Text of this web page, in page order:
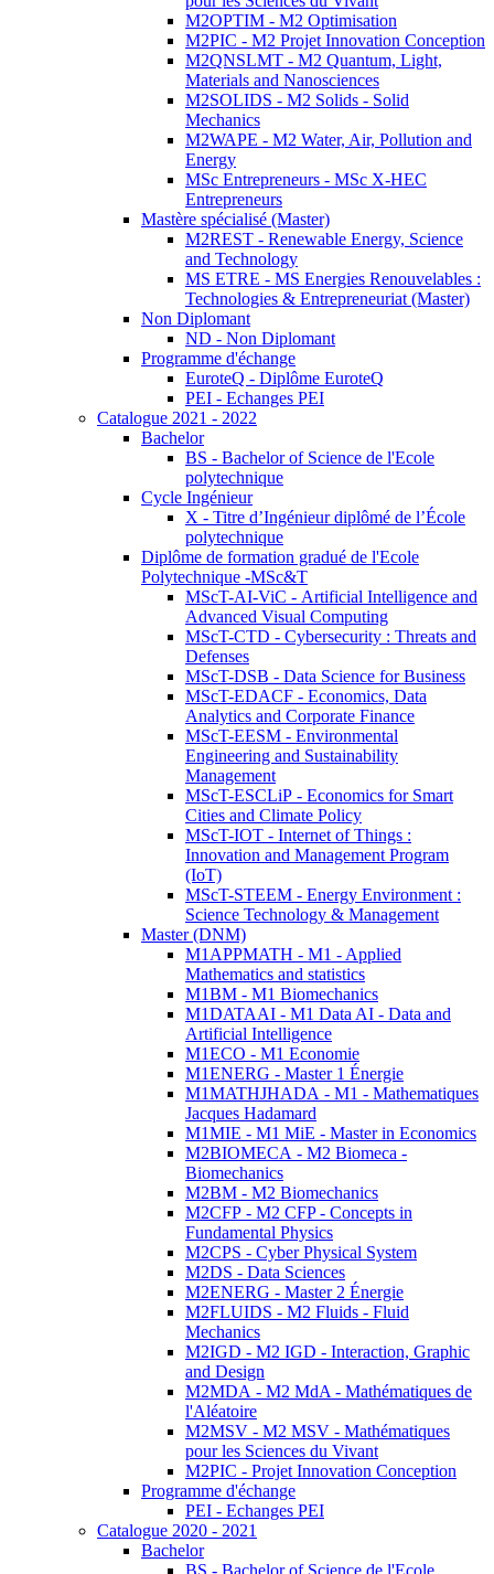
M2OPTIM - M2 Optimisation
M2PIC - M2 Projet Innovation Conception
M2QNSLMT - M2 Quantum, Light,
Materials and Nanosciences
M2SOLIDS - M2 Solids - Solid
Mechanics
M2WAPE - M2 Water, Air, Pollution and
Energy
MSc Entrepreneurs - MSc X-HEC
Entrepreneurs
Mastère spécialisé (Master)
M2REST - Renewable Energy, Science
and Technology
MS ETRE - MS Energies Renouvelables :
Technologies & Entrepreneuriat (Master)
Non Diplomant
ND - Non Diplomant
Programme d'échange
EuroteQ - Diplôme EuroteQ
PEI - Echanges PEI
Catalogue 2021 - 2022
Bachelor
BS - Bachelor of Science de l'Ecole
polytechnique
Cycle Ingénieur
X - Titre d’Ingénieur diplômé de l’École
polytechnique
Diplôme de formation gradué de l'Ecole
Polytechnique -MSc&T
MScT-AI-ViC - Artificial Intelligence and
Advanced Visual Computing
MScT-CTD - Cybersecurity : Threats and
Defenses
MScT-DSB - Data Science for Business
MScT-EDACF - Economics, Data
Analytics and Corporate Finance
MScT-EESM - Environmental
Engineering and Sustainability
Management
MScT-ESCLiP - Economics for Smart
Cities and Climate Policy
MScT-IOT - Internet of Things :
Innovation and Management Program
(IoT)
MScT-STEEM - Energy Environment :
Science Technology & Management
Master (DNM)
M1APPMATH - M1 - Applied
Mathematics and statistics
M1BM - M1 Biomechanics
M1DATAAI - M1 Data AI - Data and
Artificial Intelligence
M1ECO - M1 Economie
M1ENERG - Master 1 Énergie
M1MATHJHADA - M1 - Mathematiques
Jacques Hadamard
M1MIE - M1 MiE - Master in Economics
M2BIOMECA - M2 Biomeca -
Biomechanics
M2BM - M2 Biomechanics
M2CFP - M2 CFP - Concepts in
Fundamental Physics
M2CPS - Cyber Physical System
M2DS - Data Sciences
M2ENERG - Master 2 Énergie
M2FLUIDS - M2 Fluids - Fluid
Mechanics
M2IGD - M2 IGD - Interaction, Graphic
and Design
M2MDA - M2 MdA - Mathématiques de
l'Aléatoire
M2MSV - M2 MSV - Mathématiques
pour les Sciences du Vivant
M2PIC - Projet Innovation Conception
Programme d'échange
PEI - Echanges PEI
Catalogue 2020 - 2021
Bachelor
BS - Bachelor of Science de l'Ecole